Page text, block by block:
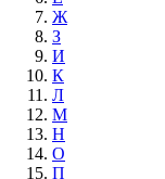
Ж
З
И
К
Л
М
Н
О
П